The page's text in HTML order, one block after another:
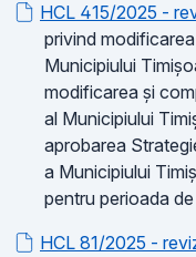
HCL 415/2025 -
privind
Municipiului
modificarea și
al Municipiului
aprobarea
a Municipiului
pentru perioada
HCL 81/2025 -